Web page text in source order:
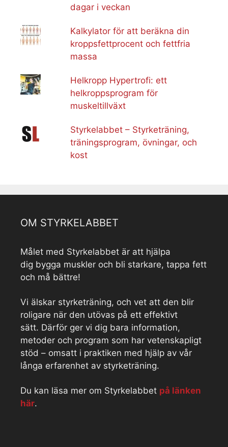
dagar i veckan
Kalkylator för att beräkna din
kroppsfettprocent och fettfria
massa
Helkropp Hypertrofi: ett
helkroppsprogram för
muskeltillväxt
Styrkelabbet – Styrketräning,
träningsprogram, övningar, och
kost
OM STYRKELABBET
Målet med Styrkelabbet är att hjälpa
dig bygga muskler och bli starkare, tappa fett
och må bättre!
Vi älskar styrketräning, och vet att den blir
roligare när den utövas på ett effektivt
sätt. Därför ger vi dig bara information,
metoder och program som har vetenskapligt
stöd – omsatt i praktiken med hjälp av vår
långa erfarenhet av styrketräning.
Du kan läsa mer om Styrkelabbet på länken
här.